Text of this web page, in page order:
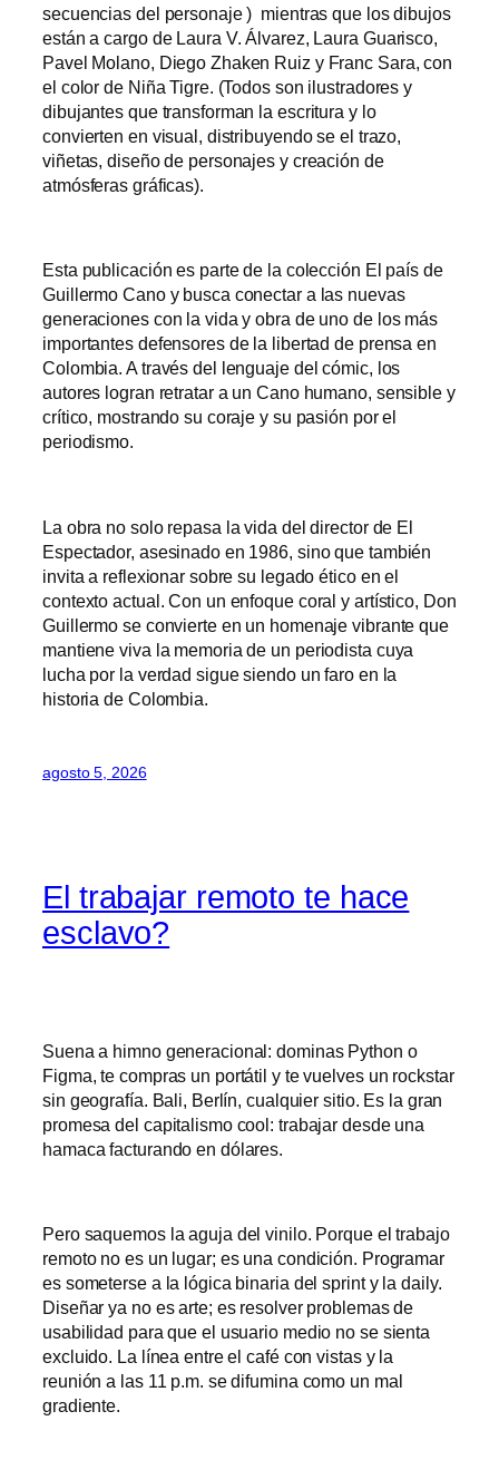
secuencias del personaje ) mientras que los dibujos
están a cargo de Laura V. Álvarez, Laura Guarisco,
Pavel Molano, Diego Zhaken Ruiz y Franc Sara, con
el color de Niña Tigre. (Todos son ilustradores y
dibujantes que transforman la escritura y lo
convierten en visual, distribuyendo se el trazo,
viñetas, diseño de personajes y creación de
atmósferas gráficas).
Esta publicación es parte de la colección El país de
Guillermo Cano y busca conectar a las nuevas
generaciones con la vida y obra de uno de los más
importantes defensores de la libertad de prensa en
Colombia. A través del lenguaje del cómic, los
autores logran retratar a un Cano humano, sensible y
crítico, mostrando su coraje y su pasión por el
periodismo.
La obra no solo repasa la vida del director de El
Espectador, asesinado en 1986, sino que también
invita a reflexionar sobre su legado ético en el
contexto actual. Con un enfoque coral y artístico, Don
Guillermo se convierte en un homenaje vibrante que
mantiene viva la memoria de un periodista cuya
lucha por la verdad sigue siendo un faro en la
historia de Colombia.
agosto 5, 2026
El trabajar remoto te hace
esclavo?
Suena a himno generacional: dominas Python o
Figma, te compras un portátil y te vuelves un rockstar
sin geografía. Bali, Berlín, cualquier sitio. Es la gran
promesa del capitalismo cool: trabajar desde una
hamaca facturando en dólares.
Pero saquemos la aguja del vinilo. Porque el trabajo
remoto no es un lugar; es una condición. Programar
es someterse a la lógica binaria del sprint y la daily.
Diseñar ya no es arte; es resolver problemas de
usabilidad para que el usuario medio no se sienta
excluido. La línea entre el café con vistas y la
reunión a las 11 p.m. se difumina como un mal
gradiente.